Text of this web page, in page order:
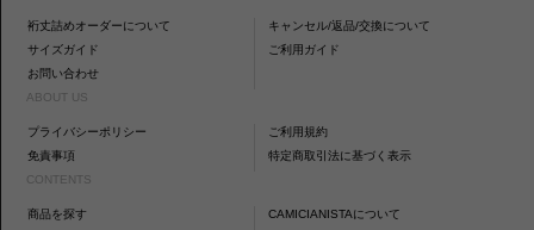
裄丈詰めオーダーについて
キャンセル/返品/交換について
サイズガイド
ご利用ガイド
お問い合わせ
ABOUT US
プライバシーポリシー
ご利用規約
免責事項
特定商取引法に基づく表示
CONTENTS
商品を探す
CAMICIANISTAについて